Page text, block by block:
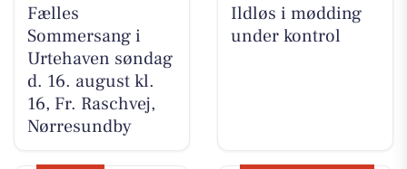
Fælles
Sommersang i
Urtehaven søndag
d. 16. august kl.
16, Fr. Raschvej,
Nørresundby
Ildløs i mødding
under kontrol